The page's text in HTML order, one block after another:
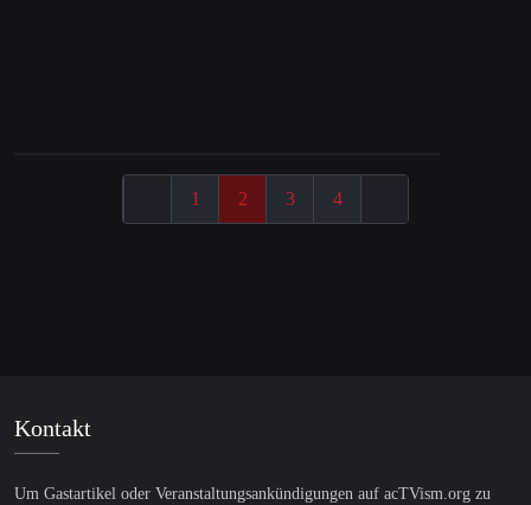
1 2 3 4
Kontakt
Um Gastartikel oder Veranstaltungsankündigungen auf acTVism.org zu